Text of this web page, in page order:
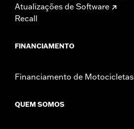
Atualizações de Software
Recall
FINANCIAMENTO
Financiamento de Motocicletas
QUEM SOMOS